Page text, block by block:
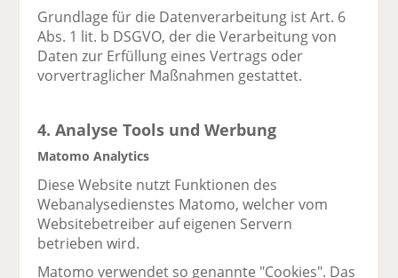
Grundlage für die Datenverarbeitung ist Art. 6
Abs. 1 lit. b DSGVO, der die Verarbeitung von
Daten zur Erfüllung eines Vertrags oder
vorvertraglicher Maßnahmen gestattet.
4. Analyse Tools und Werbung
Matomo Analytics
Diese Website nutzt Funktionen des
Webanalysedienstes Matomo, welcher vom
Websitebetreiber auf eigenen Servern
betrieben wird.
Matomo verwendet so genannte "Cookies". Das